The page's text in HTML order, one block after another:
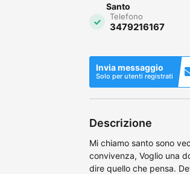
Santo
Telefono
3479216167
Invia messaggio
Solo per utenti registrati
Descrizione
Mi chiamo santo sono
convivenza, Voglio una
dire quello che pensa.